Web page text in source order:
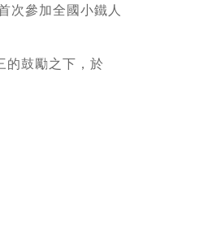
次參加全國小鐵人
的鼓勵之下，於